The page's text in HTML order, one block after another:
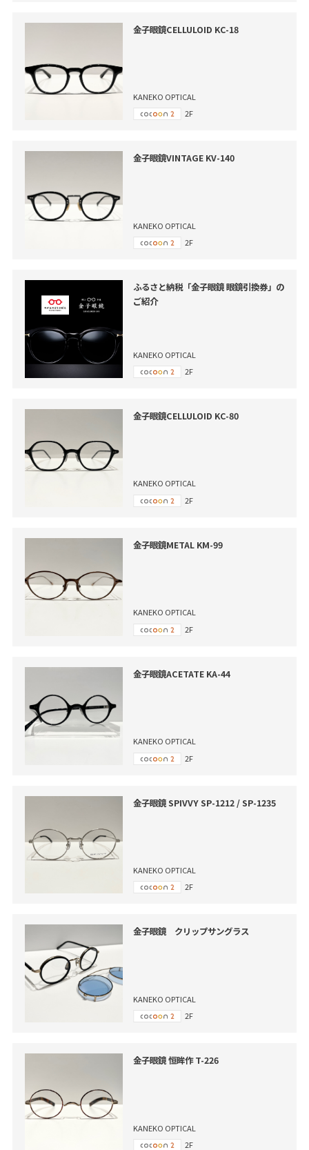
金子眼鏡CELLULOID KC-18
KANEKO OPTICAL
2F
金子眼鏡VINTAGE KV-140
KANEKO OPTICAL
2F
ふるさと納税「金子眼鏡 眼鏡引換券」の
ご紹介
KANEKO OPTICAL
2F
金子眼鏡CELLULOID KC-80
KANEKO OPTICAL
2F
金子眼鏡METAL KM-99
KANEKO OPTICAL
2F
金子眼鏡ACETATE KA-44
KANEKO OPTICAL
2F
金子眼鏡 SPIVVY SP-1212 / SP-1235
KANEKO OPTICAL
2F
金子眼鏡 クリップサングラス
KANEKO OPTICAL
2F
金子眼鏡 恒眸作 T-226
KANEKO OPTICAL
2F